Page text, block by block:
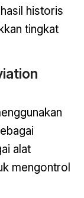
historis
tingkat
alat
mengontrol